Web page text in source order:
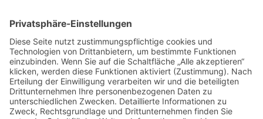
August 2017
Juli 2017
Juni 2017
Mai 2017
April 2017
März 2017